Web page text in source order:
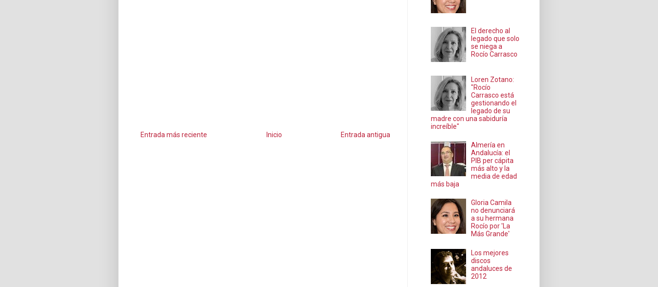
Entrada más reciente Entrada antigua
Inicio
El derecho al
legado que solo
se niega a
Rocío Carrasco
Loren Zotano:
"Rocío
Carrasco está
gestionando el
legado de su
madre con una sabiduría
increíble"
Almería en
Andalucía: el
PIB per cápita
más alto y la
media de edad
más baja
Gloria Camila
no denunciará
a su hermana
Rocío por 'La
Más Grande'
Los mejores
discos
andaluces de
2012